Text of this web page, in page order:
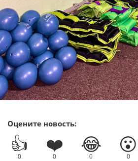
Оцените новость:
👍
0
❤️
0
😂
0
😮
0